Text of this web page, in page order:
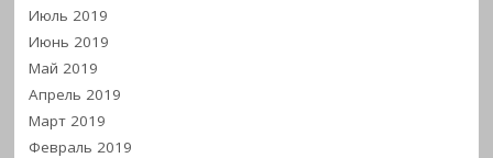
Июль 2019
Июнь 2019
Май 2019
Апрель 2019
Март 2019
Февраль 2019